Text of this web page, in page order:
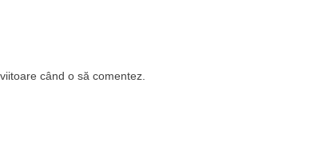
când o să comentez.